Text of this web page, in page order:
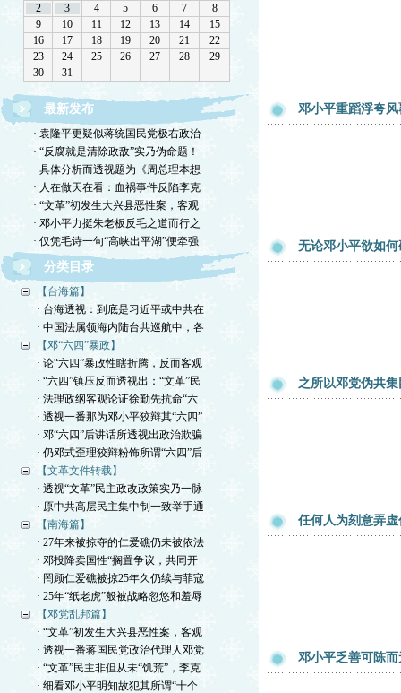
最新发布
· 袁隆平更疑似蒋统国民党极右政治
· “反腐就是清除政敌”实乃伪命题！
· 具体分析而透视题为《周总理本想
· 人在做天在看：血祸事件反陷李克
· “文革”初发生大兴县恶性案，客观
· 邓小平力挺朱老板反毛之道而行之
· 仅凭毛诗一句“高峡出平湖”便牵强
分类目录
【台海篇】
· 台海透视：到底是习近平或中共在
· 中国法属领海内陆台共巡航中，各
【邓“六四”暴政】
· 论“六四”暴政性瞎折腾，反而客观
· “六四”镇压反而透视出：“文革”民
· 法理政纲客观论证徐勤先抗命“六
· 透视一番那为邓小平狡辩其“六四”
· 邓“六四”后讲话所透视出政治欺骗
· 仍邓式歪理狡辩粉饰所谓“六四”后
【文革文件转载】
· 透视“文革”民主政改政策实乃一脉
· 原中共高层民主集中制一致举手通
【南海篇】
· 27年来被掠夺的仁爱礁仍未被依法
· 邓投降卖国性“搁置争议，共同开
· 罔顾仁爱礁被掠25年久仍续与菲寇
· 25年“纸老虎”般被战略忽悠和羞辱
【邓党乱邦篇】
· “文革”初发生大兴县恶性案，客观
· 透视一番蒋国民党政治代理人邓党
· “文革”民主非但从未“饥荒”，李克
· 细看邓小平明知故犯其所谓“十个
邓小平重蹈浮夸
无论邓小平欲如
之所以邓党伪共
任何人为刻意弄
邓小平乏善可陈